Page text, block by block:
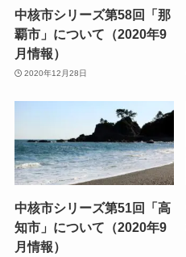
中核市シリーズ第58回「那
覇市」について（2020年9
月情報）
2020年12月28日
中核市シリーズ第51回「高
知市」について（2020年9
月情報）